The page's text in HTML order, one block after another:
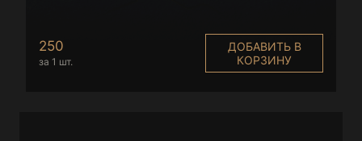
250
за 1 шт.
ДОБАВИТЬ В
КОРЗИНУ